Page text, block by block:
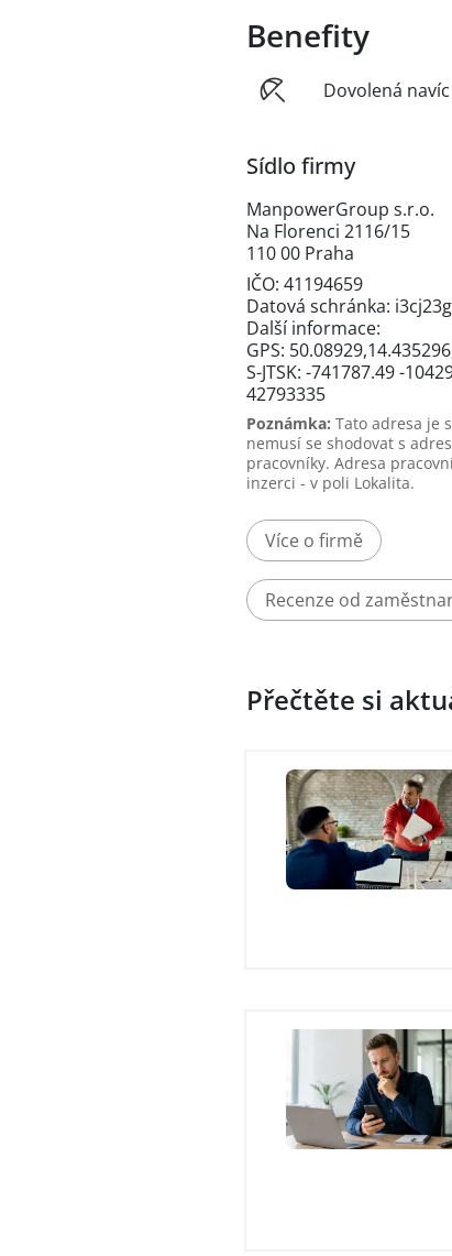
Benefity
Dovolená navíc
Sídlo firmy
ManpowerGroup s.r.o.
Na Florenci 2116/15
110 00 Praha
IČO: 41194659
Datová schránka: i3cj23g
Další informace:
GPS:
S-JTSK: -741787.49 -
42793335
Poznámka: Tato adresa je
nemusí se shodovat s
pracovníky. Adresa
inzerci - v poli Lokalita.
Více o firmě
Recenze od
Přečtěte si